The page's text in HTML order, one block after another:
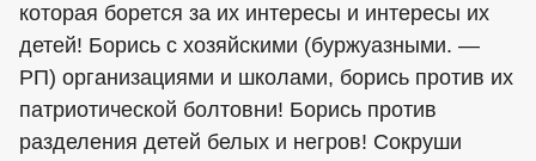
которая борется за их интересы и интересы их
детей! Борись с хозяйскими (буржуазными. —
РП) организациями и школами, борись против их
патриотической болтовни! Борись против
разделения детей белых и негров! Сокруши